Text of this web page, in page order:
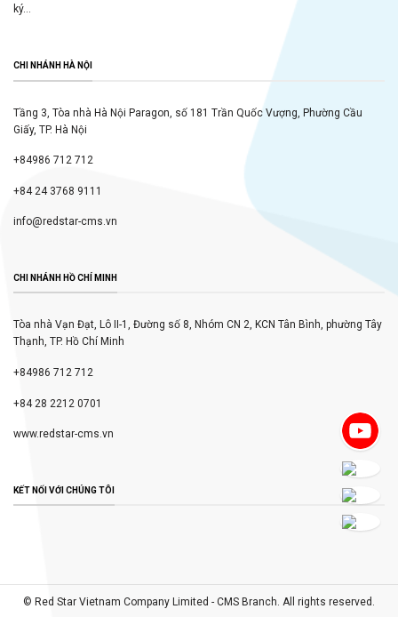
ký...
CHI NHÁNH HÀ NỘI
Tầng 3, Tòa nhà Hà Nội Paragon, số 181 Trần Quốc Vượng, Phường Cầu
Giấy, TP. Hà Nội
+84986 712 712
+84 24 3768 9111
info@redstar-cms.vn
CHI NHÁNH HỒ CHÍ MINH
Tòa nhà Vạn Đạt, Lô II-1, Đường số 8, Nhóm CN 2, KCN Tân Bình, phường Tây
Thạnh, TP. Hồ Chí Minh
+84986 712 712
+84 28 2212 0701
www.redstar-cms.vn
KẾT NỐI VỚI CHÚNG TÔI
© Red Star Vietnam Company Limited - CMS Branch. All rights reserved.